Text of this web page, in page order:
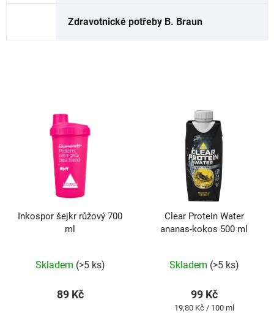
Zdravotnické potřeby B. Braun
Inkospor šejkr růžový 700
ml
hodnocení
je
Skladem (>5 ks)
89 Kč
Clear Protein Water
ananas-kokos 500 ml
hodnocení
je
Skladem (>5 ks)
99 Kč
Měrná
19,80 Kč / 100 ml